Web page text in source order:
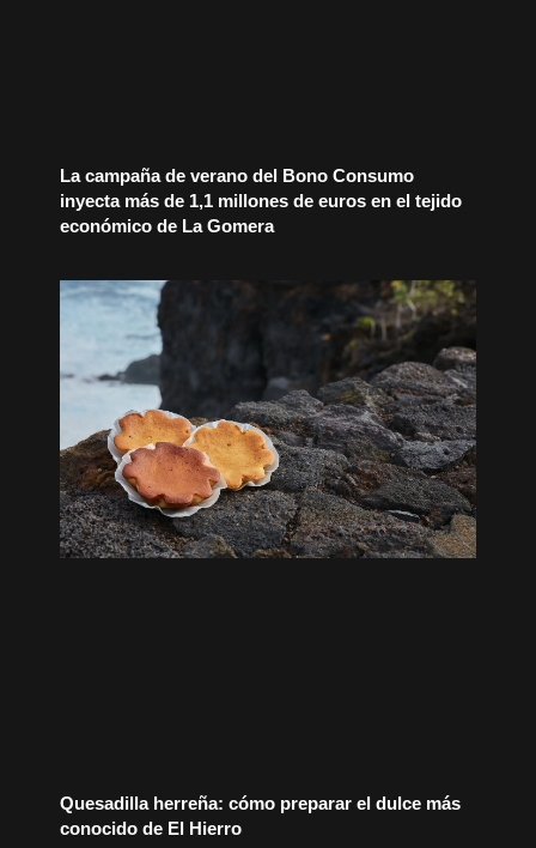
La campaña de verano del Bono Consumo
inyecta más de 1,1 millones de euros en el tejido
económico de La Gomera
Quesadilla herreña: cómo preparar el dulce más
conocido de El Hierro